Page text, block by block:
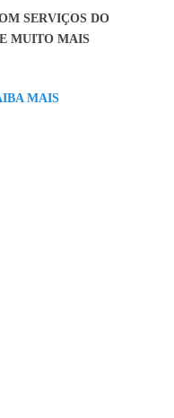
SERVIÇOS DO
MUITO MAIS
MAIS